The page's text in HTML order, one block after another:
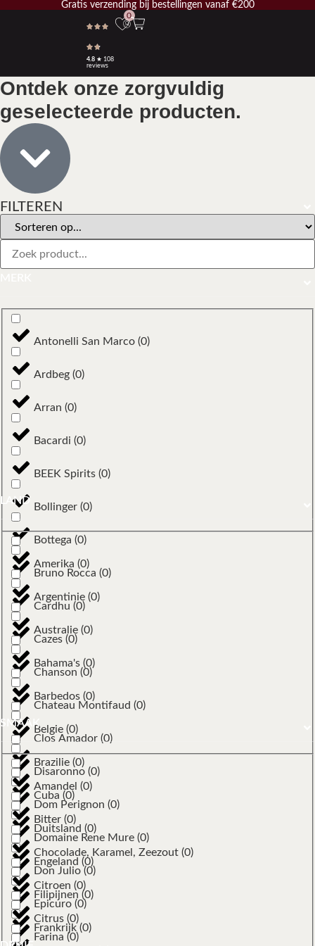
Gratis verzending bij bestellingen vanaf €200
4.8★ 108
reviews
0
Ontdek onze zorgvuldig
geselecteerde producten.
FILTEREN
Antonelli San Marco (0)
Ardbeg (0)
Arran (0)
Bacardi (0)
BEEK Spirits (0)
Bollinger (0)
Bottega (0)
Bruno Rocca (0)
Cardhu (0)
Cazes (0)
Chanson (0)
Chateau Montifaud (0)
Clos Amador (0)
Disaronno (0)
Dom Perignon (0)
Domaine Rene Mure (0)
Don Julio(0)
Epicuro (0)
Farina (0)
LAND
Amerika (0)
Argentinie (0)
Australie (0)
Bahama's (0)
Barbedos (0)
Belgie (0)
Brazilie (0)
Cuba (0)
Duitsland (0)
Engeland (0)
Filipijnen (0)
Frankrijk(0)
SMAAK
Amandel (0)
Bitter (0)
Chocolade, Karamel, Zeezout (0)
Citroen (0)
Citrus (0)